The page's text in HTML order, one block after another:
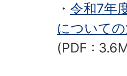
・ 令和7年
について
(PDF :